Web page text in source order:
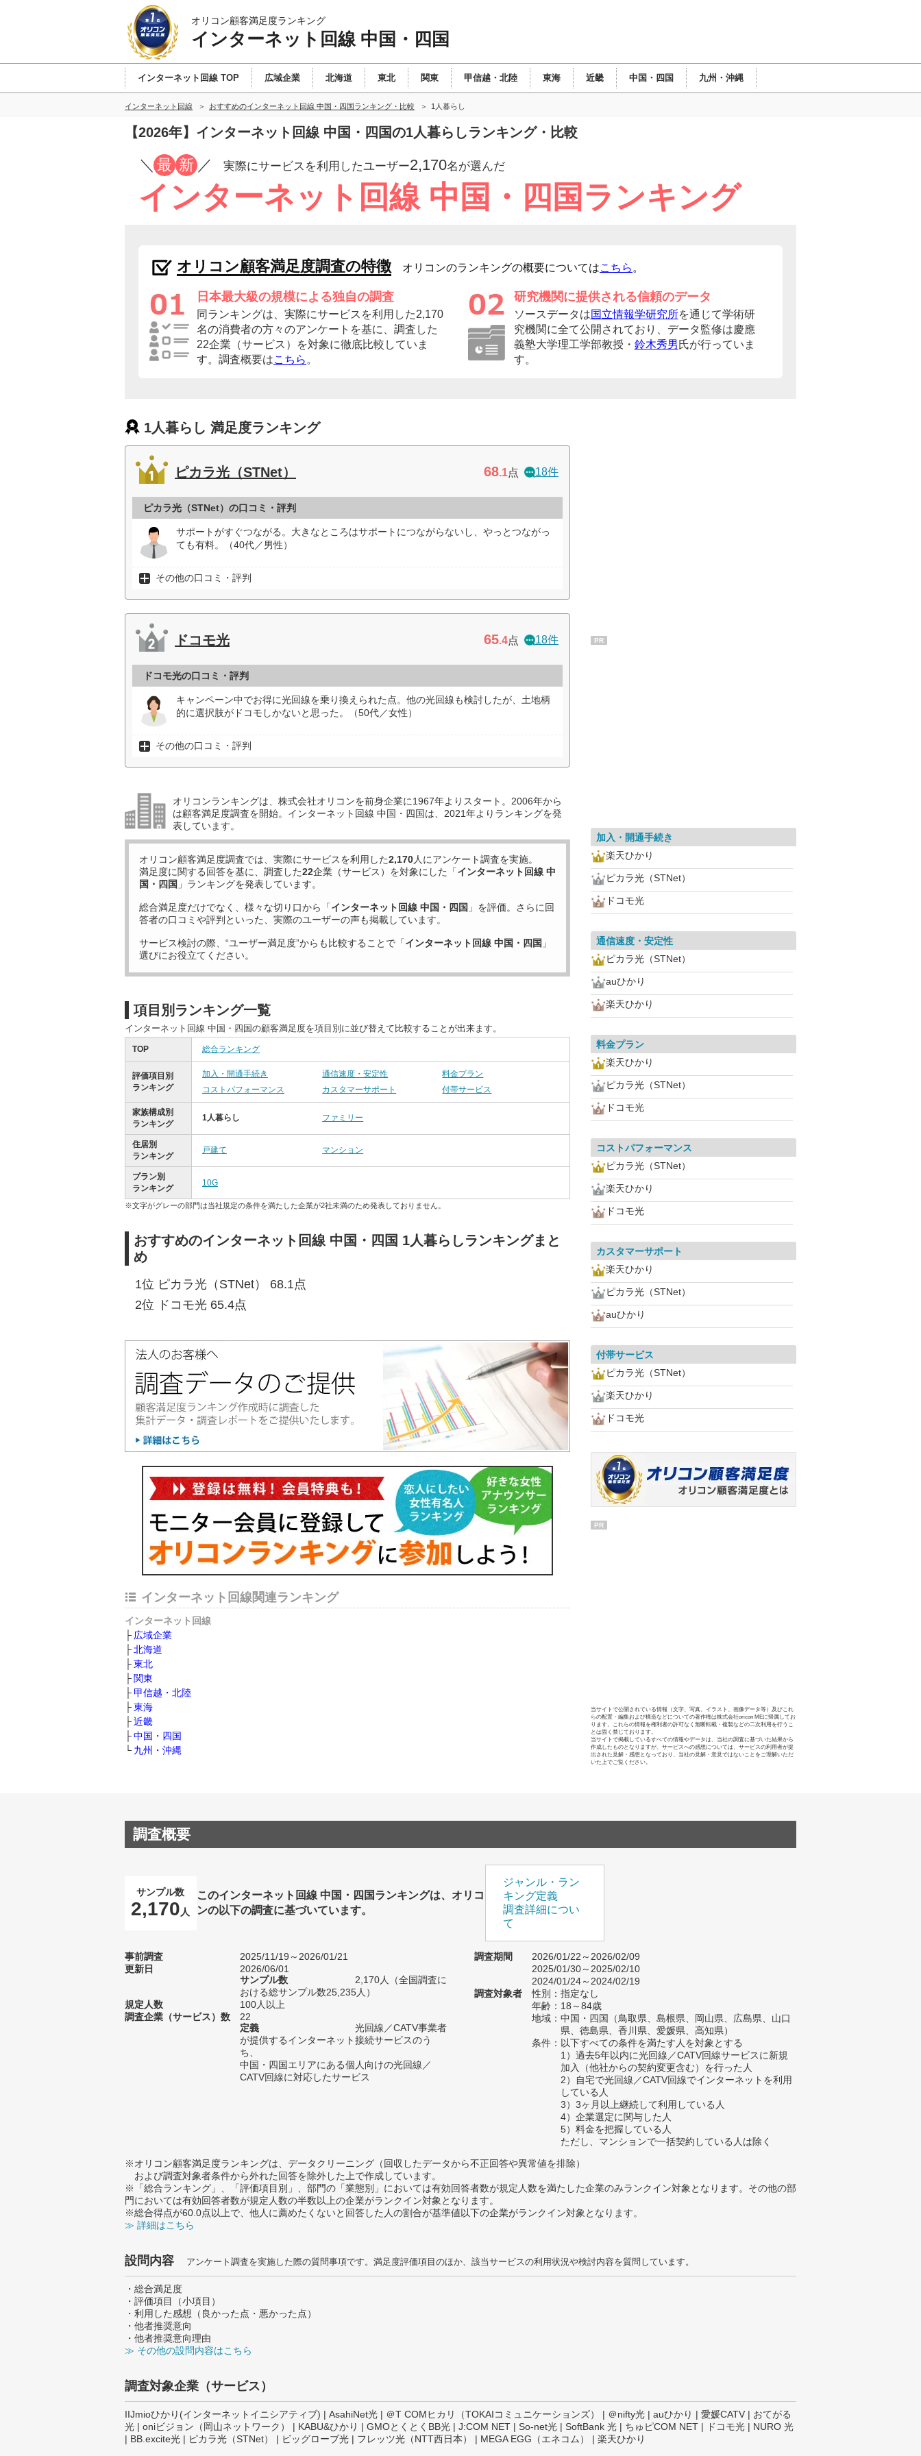
オリコン顧客満足度ランキング
インターネット回線 中国・四国
インターネット回線 TOP 広域企業 北海道 東北 関東 甲信越・北陸 東海 近畿 中国・四国 九州・沖縄
インターネット回線 おすすめのインターネット回線 中国・四国ランキング・比較 1人暮らし
【2026年】インターネット回線 中国・四国の1人暮らしランキング・比較
／ 最 新 ／ 実際にサービスを利用したユーザー2,170名が選んだ
インターネット回線 中国・四国ランキング
オリコン顧客満足度調査の特徴 オリコンのランキングの概要についてはこちら 。
日本最大級の規模による独自の調査
同ランキングは、実際にサービスを利用した2,170
名の消費者の方々のアンケートを基に、調査した
22企業（サービス）を対象に徹底比較していま
す。調査概要はこちら 。
研究機関に提供される信頼のデータ
ソースデータは国立情報学研究所を通じて学術研
究機関に全て公開されており、データ監修は慶應
義塾大学理工学部教授・ 鈴木秀男 氏が行っていま
す。
1人暮らし 満足度ランキング
ピカラ光（STNet） 68.1点 18件
ピカラ光（STNet）の口コミ・評判
サポートがすぐつながる。大きなところはサポートにつながらないし、やっとつながっ
ても有料。（40代／男性）
その他の口コミ・評判
ドコモ光 65.4点 18件
ドコモ光の口コミ・評判
キャンペーン中でお得に光回線を乗り換えられた点。他の光回線も検討したが、土地柄
的に選択肢がドコモしかないと思った。（50代／女性）
その他の口コミ・評判
オリコンランキングは、株式会社オリコンを前身企業に1967年よりスタート。2006年から
は顧客満足度調査を開始。インターネット回線 中国・四国は、2021年よりランキングを発
表しています。
オリコン顧客満足度調査では、実際にサービスを利用した2,170人にアンケート調査を実施。
満足度に関する回答を基に、調査した22企業（サービス）を対象にした「インターネット回線 中
国・四国 」ランキングを発表しています。
総合満足度だけでなく、様々な切り口から「インターネット回線 中国・四国 」を評価。さらに回
答者の口コミや評判といった、実際のユーザーの声も掲載しています。
サービス検討の際、“ユーザー満足度”からも比較することで「インターネット回線 中国・四国 」
選びにお役立てください。
項目別ランキング一覧
インターネット回線 中国・四国の顧客満足度を項目別に並び替えて比較することが出来ます。
TOP 総合ランキング
評価項目別
ランキング
加入・開通手続き 通信速度・安定性
料金プラン
コストパフォーマンス
カスタマーサポート 付帯サービス
家族構成別
ランキング
1人暮らし ファミリー
住居別
ランキング
戸建て マンション
プラン別
ランキング
10G
※文字がグレーの部門は当社規定の条件を満たした企業が2社未満のため発表しておりません。
おすすめのインターネット回線 中国・四国 1人暮らしランキングまと
め
1位 ピカラ光（STNet） 68.1点
2位 ドコモ光 65.4点
インターネット回線関連ランキング
インターネット回線
広域企業
北海道
東北
関東
甲信越・北陸
東海
近畿
中国・四国
九州・沖縄
PR
加入・開通手続き
楽天ひかり
ピカラ光（STNet）
ドコモ光
通信速度・安定性
ピカラ光（STNet）
auひかり
楽天ひかり
料金プラン
楽天ひかり
ピカラ光（STNet）
ドコモ光
コストパフォーマンス
ピカラ光（STNet）
楽天ひかり
ドコモ光
カスタマーサポート
楽天ひかり
ピカラ光（STNet）
auひかり
付帯サービス
ピカラ光（STNet）
楽天ひかり
ドコモ光
PR
当サイトで公開されている情報（文字、写真、イラスト、画像データ等）及びこれ
らの配置・編集および構造などについての著作権は株式会社oricon MEに帰属してお
ります。これらの情報を権利者の許可なく無断転載・複製などの二次利用を行うこ
とは固く禁じております。
当サイトで掲載しているすべての情報やデータは、当社の調査に基づいた結果から
作成したものとなりますが、サービスへの感想については、サービスの利用者が提
出された見解・感想となっており、当社の見解・意見ではないことをご理解いただ
いた上でご覧ください。
調査概要
サンプル数
2,170 人
このインターネット回線 中国・四国ランキングは、オリコ
ンの以下の調査に基づいています。
ジャンル・ラン
キング定義
調査詳細につい
て
事前調査
2025/11/19～2026/01/21
更新日
2026/06/01
サンプル数
2,170人（全国調査に
おける総サンプル数25,235人）
規定人数
100人以上
調査企業（サービス）数
22
定義
光回線／CATV事業者
が提供するインターネット接続サービスのう
ち、
中国・四国エリアにある個人向けの光回線／
CATV回線に対応したサービス
調査期間
2026/01/22～2026/02/09
2025/01/30～2025/02/10
2024/01/24～2024/02/19
調査対象者
性別：指定なし
年齢：18～84歳
地域：中国・四国（鳥取県、島根県、岡山県、広島県、山口
県、徳島県、香川県、愛媛県、高知県）
条件：以下すべての条件を満たす人を対象とする
1）過去5年以内に光回線／CATV回線サービスに新規
加入（他社からの契約変更含む）を行った人
2）自宅で光回線／CATV回線でインターネットを利用
している人
3）3ヶ月以上継続して利用している人
4）企業選定に関与した人
5）料金を把握している人
ただし、マンションで一括契約している人は除く
※オリコン顧客満足度ランキングは、データクリーニング（回収したデータから不正回答や異常値を排除）
および調査対象者条件から外れた回答を除外した上で作成しています。
※「総合ランキング」、「評価項目別」、部門の「業態別」においては有効回答者数が規定人数を満たした企業のみランクイン対象となります。その他の部
門においては有効回答者数が規定人数の半数以上の企業がランクイン対象となります。
※総合得点が60.0点以上で、他人に薦めたくないと回答した人の割合が基準値以下の企業がランクイン対象となります。
≫ 詳細はこちら
設問内容 アンケート調査を実施した際の質問事項です。満足度評価項目のほか、該当サービスの利用状況や検討内容を質問しています。
・総合満足度
・評価項目（小項目）
・利用した感想（良かった点・悪かった点）
・他者推奨意向
・他者推奨意向理由
≫ その他の設問内容はこちら
調査対象企業（サービス）
IIJmioひかり(インターネットイニシアティブ) | AsahiNet光 | ＠T COMヒカリ（TOKAIコミュニケーションズ） | ＠nifty光 | auひかり | 愛媛CATV | おてがる
光 | oniビジョン（岡山ネットワーク） | KABU&ひかり | GMOとくとくBB光 | J:COM NET | So-net光 | SoftBank 光 | ちゅピCOM NET | ドコモ光 | NURO 光
| BB.excite光 | ピカラ光（STNet） | ビッグローブ光 | フレッツ光（NTT西日本） | MEGA EGG（エネコム） | 楽天ひかり